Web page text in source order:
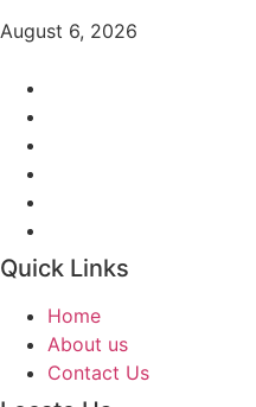
August 6, 2026
Quick Links
Home
About us
Contact Us